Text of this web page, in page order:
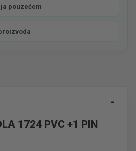
pouzećem
1724 PVC +1 PIN
-